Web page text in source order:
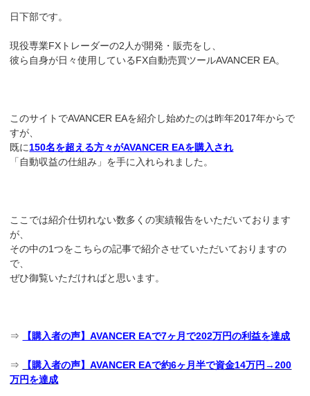
日下部です。
現役専業FXトレーダーの2人が開発・販売をし、
彼ら自身が日々使用しているFX自動売買ツールAVANCER EA。
このサイトでAVANCER EAを紹介し始めたのは昨年2017年からで
すが、
既に150名を超える方々がAVANCER EAを購入され
「自動収益の仕組み」を手に入れられました。
ここでは紹介仕切れない数多くの実績報告をいただいております
が、
その中の1つをこちらの記事で紹介させていただいておりますの
で、
ぜひ御覧いただければと思います。
⇒ 【購入者の声】AVANCER EAで7ヶ月で202万円の利益を達成
⇒
【購入者の声】AVANCER EAで約6ヶ月半で資金14万円→200
万円を達成